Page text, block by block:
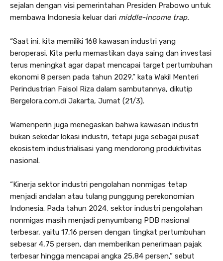
sejalan dengan visi pemerintahan Presiden Prabowo untuk
membawa Indonesia keluar dari middle-income trap.
“Saat ini, kita memiliki 168 kawasan industri yang
beroperasi. Kita perlu memastikan daya saing dan investasi
terus meningkat agar dapat mencapai target pertumbuhan
ekonomi 8 persen pada tahun 2029,” kata Wakil Menteri
Perindustrian Faisol Riza dalam sambutannya, dikutip
Bergelora.com.di Jakarta, Jumat (21/3).
Wamenperin juga menegaskan bahwa kawasan industri
bukan sekedar lokasi industri, tetapi juga sebagai pusat
ekosistem industrialisasi yang mendorong produktivitas
nasional.
“Kinerja sektor industri pengolahan nonmigas tetap
menjadi andalan atau tulang punggung perekonomian
Indonesia. Pada tahun 2024, sektor industri pengolahan
nonmigas masih menjadi penyumbang PDB nasional
terbesar, yaitu 17,16 persen dengan tingkat pertumbuhan
sebesar 4,75 persen, dan memberikan penerimaan pajak
terbesar hingga mencapai angka 25,84 persen,” sebut